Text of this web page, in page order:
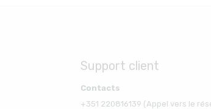
Support client
Contacts
+351 220816139 (Appel vers le